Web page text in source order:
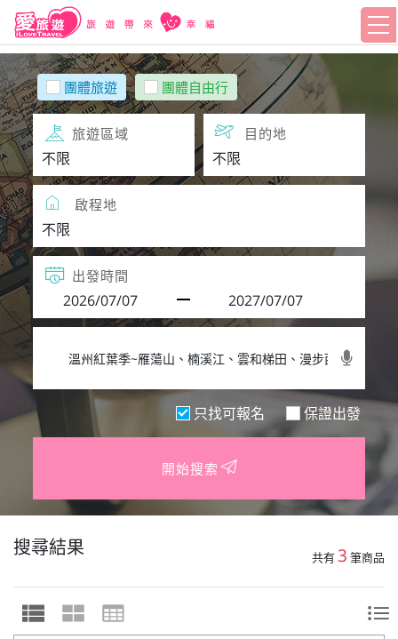
團體旅遊 團體自由行
旅遊區域 目的地
啟程地
出發時間
只找可報名 保證出發
開始搜索
搜尋結果 共有3 筆商品